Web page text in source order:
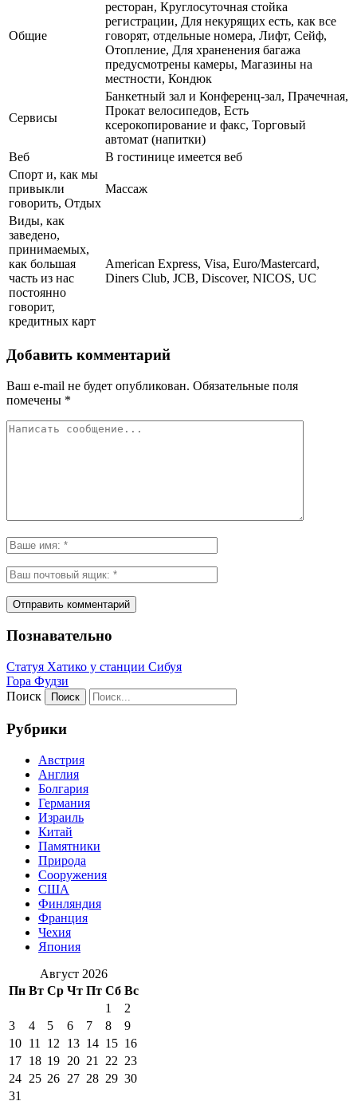
Общие
ресторан, Круглосуточная стойка
регистрации, Для некурящих есть, как все
говорят, отдельные номера, Лифт, Сейф,
Отопление, Для храненения багажа
предусмотрены камеры, Магазины на
местности, Кондюк
Сервисы
Банкетный зал и Конференц-зал, Прачечная,
Прокат велосипедов, Есть
ксерокопирование и факс, Торговый
автомат (напитки)
Веб
В гостинице имеется веб
Спорт и, как мы
привыкли
говорить, Отдых
Массаж
Виды, как
заведено,
принимаемых,
как большая
часть из нас
постоянно
говорит,
кредитных карт
American Express, Visa, Euro/Mastercard,
Diners Club, JCB, Discover, NICOS, UC
Добавить комментарий
Ваш e-mail не будет опубликован. Обязательные поля
помечены *
Познавательно
Статуя Хатико у станции Сибуя
Гора Фудзи
Поиск
Рубрики
Австрия
Англия
Болгария
Германия
Израиль
Китай
Памятники
Природа
Сооружения
США
Финляндия
Франция
Чехия
Япония
Август 2026
Пн Вт Ср Чт Пт Сб Вс
1
2
3
4 5 6 7 8
9
10 11 12 13 14 15 16
17 18 19 20 21 22 23
24 25 26 27 28 29 30
31